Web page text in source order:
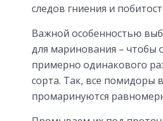
следов гниения и
Важной особенностью
для маринования – чтобы
примерно одинакового
сорта. Так, все помидоры
промаринуются